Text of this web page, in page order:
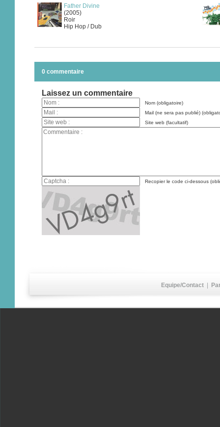
Father Divine
(2005)
Roir
Hip Hop / Dub
0 commentaire
Laissez un commentaire
Nom (obligatoire)
Mail (ne sera pas publié)
Site web (facultatif)
Recopier le code ci-dessous
Equipe/Contact